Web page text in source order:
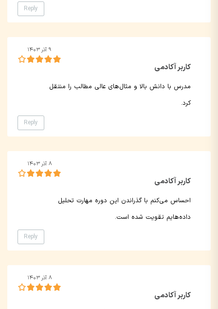
Reply
کاربر آکادمی
۹ آذر ۱۴۰۳
Reply
مدرس با دانش بالا و مثال‌های عالی مطالب را منتقل
کرد.
کاربر آکادمی
۸ آذر ۱۴۰۳
Reply
احساس می‌کنم با گذراندن این دوره مهارت تحلیل
داده‌هایم تقویت شده است.
کاربر آکادمی
۸ آذر ۱۴۰۳